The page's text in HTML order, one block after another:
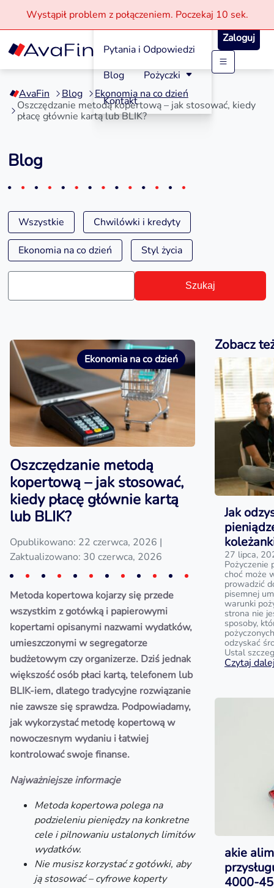
Przejdź
treści
Wystąpił problem z połączeniem. Poczekaj 10 sek.
Jak aplikować?
Pytania i Odpowiedzi
Blog
Pożyczki
Kontakt
Zaloguj
AvaFin Blog
Ekonomia na co dzień
Oszczędzanie metodą kopertową – jak stosować, kiedy
płacę głównie kartą lub BLIK?
Blog
Wszystkie Chwilówki i kredyty
Ekonomia na co dzień Styl życia
Szukaj
Ekonomia na co dzień
Oszczędzanie metodą
kopertową – jak stosować,
kiedy płacę głównie kartą
lub BLIK?
Opublikowano: 22 czerwca, 2026 |
Zaktualizowano: 30 czerwca, 2026
Metoda kopertowa kojarzy się przede
wszystkim z gotówką i papierowymi
kopertami opisanymi nazwami wydatków,
umieszczonymi w segregatorze
budżetowym czy organizerze. Dziś jednak
większość osób płaci kartą, telefonem lub
BLIK-iem, dlatego tradycyjne rozwiązanie
nie zawsze się sprawdza. Podpowiadamy,
jak wykorzystać metodę kopertową w
nowoczesnym wydaniu i łatwiej
kontrolować swoje finanse.
Najważniejsze informacje
Metoda kopertowa polega na
podzieleniu pieniędzy na konkretne
cele i pilnowaniu ustalonych limitów
wydatków.
Nie musisz korzystać z gotówki, aby
ją stosować – cyfrowe koperty
Zobacz
Jak
27 lipca,
Pożyczenie
choć może
prowadzić
pisemnej
warunki
strona nie
sposoby,
odzyskać
Ustal
Czytaj
akie
4000-